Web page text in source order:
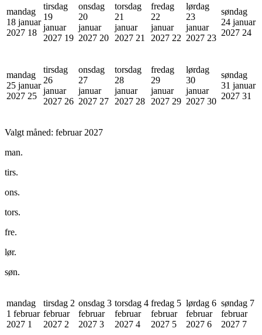
mandag
18 januar
2027 18
tirsdag
19
januar
2027 19
onsdag
20
januar
2027 20
torsdag
21
januar
2027 21
fredag
22
januar
2027 22
lørdag
23
januar
2027 23
søndag
24 januar
2027 24
mandag
25 januar
2027 25
tirsdag
26
januar
2027 26
onsdag
27
januar
2027 27
torsdag
28
januar
2027 28
fredag
29
januar
2027 29
lørdag
30
januar
2027 30
søndag
31 januar
2027 31
Valgt måned: februar 2027
man.
tirs.
ons.
tors.
fre.
lør.
søn.
mandag
1 februar
2027 1
tirsdag 2
februar
2027 2
onsdag 3
februar
2027 3
torsdag 4
februar
2027 4
fredag 5
februar
2027 5
lørdag 6
februar
2027 6
søndag 7
februar
2027 7